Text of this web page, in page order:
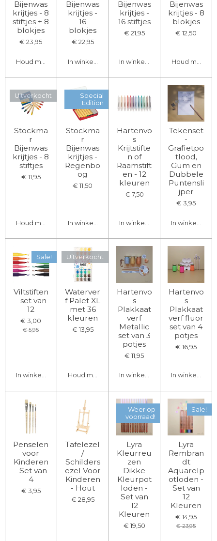
Bijenwas
krijtjes - 8
stiftjes + 8
blokjes
€ 23,95
Houd mij op de hoogte
Bijenwas
krijtjes -
16
blokjes
€ 22,95
In winkelwagen
Bijenwas
krijtjes -
16 stiftjes
€ 21,95
In winkelwagen
Bijenwas
krijtjes - 8
blokjes
€ 12,50
Houd mij op
Uitverkocht
Stockma
r
Bijenwas
krijtjes - 8
stiftjes
€ 11,95
Houd mij op de hoogte
Special
Edition
Stockma
r
Bijenwas
krijtjes -
Regenbo
og
€ 11,50
In winkelwagen
Hartenvo
s
Krijtstifte
n of
Raamstift
en - 12
kleuren
€ 7,50
In winkelwagen
Tekenset
-
Grafietpo
tlood,
Gum en
Dubbele
Puntensli
jper
€ 3,95
In
Sale!
Viltstiften
- set van
12
€ 3,00
€ 5,95
In winkelwagen
Uitverkocht
Waterver
f Palet XL
met 36
kleuren
€ 13,95
Houd mij op de hoogte
Hartenvo
s
Plakkaat
verf
Metallic
set van 3
potjes
€ 11,95
In winkelwagen
Hartenvo
s
Plakkaat
verf fluor
set van 4
potjes
€ 16,95
In
Penselen
voor
Kinderen
- Set van
4
€ 3,95
Tafelezel
/
Schilders
ezel Voor
Kinderen
- Hout
€ 28,95
Weer op
voorraad!
Lyra
Kleurreu
zen
Dikke
Kleurpot
loden -
Set van
12
Kleuren
€ 19,50
Sale!
Lyra
Rembran
dt
Aquarelp
otloden -
Set van
12
Kleuren
€ 14,95
€ 23,95